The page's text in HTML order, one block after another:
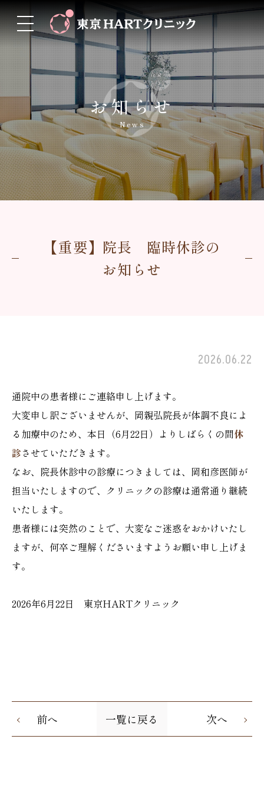
お知らせ
News
【重要】院長 臨時休診の
お知らせ
2026.06.22
通院中の患者様にご連絡申し上げます。
大変申し訳ございませんが、岡親弘院長が体調不良によ
る加療中のため、本日（6月22日）よりしばらくの間休
診させていただきます。
なお、院長休診中の診療につきましては、岡和彦医師が
担当いたしますので、クリニックの診療は通常通り継続
いたします。
患者様には突然のことで、大変なご迷惑をおかけいたし
ますが、何卒ご理解くださいますようお願い申し上げま
す。
2026年6月22日 東京HARTクリニック
前へ 一覧に戻る 次へ